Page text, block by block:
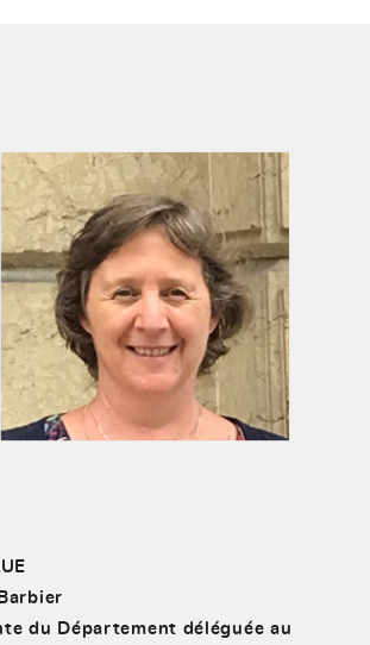
du Département déléguée au